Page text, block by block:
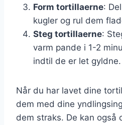
Form tortillaerne:
kugler og rul dem
Steg tortillaerne:
varm pande i 1-2
indtil de er let gyldne.
Når du har lavet dine
dem med dine
dem straks. De kan også